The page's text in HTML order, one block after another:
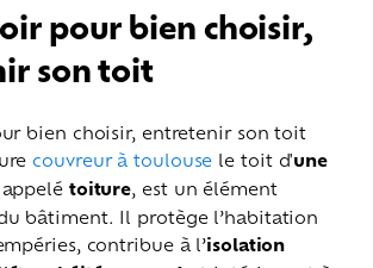
pour bien choisir,
son toit
bien choisir, entretenir son toit
couvreur à toulouse le toit d'une
appelé toiture , est un élément
bâtiment. Il protège l’habitation
contribue à l’isolation